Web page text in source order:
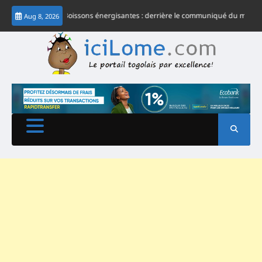
Skip
content
Aug 8, 2026
Togo- Boissons énergisantes : derrière le communiqué du ministre